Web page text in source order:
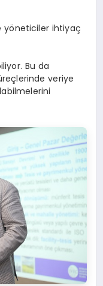
yöneticiler ihtiyaç
Bu da
veriye